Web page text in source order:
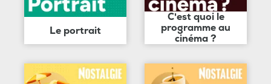
Le portrait
C'est quoi le
programme au
cinéma ?